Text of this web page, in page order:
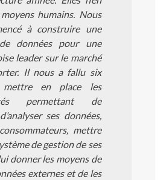
humains. Nous
à construire une
données pour une
leader sur le marché
Il nous a fallu six
en place les
permettant de
ses données,
mettre
de gestion de ses
donner les moyens de
externes et de les